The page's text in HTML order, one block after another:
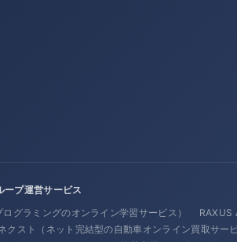
ープ運営サービス
グラミングのオンライン学習サービス）
RAXUS
クスト（ネット完結型の自動車オンライン買取サービ